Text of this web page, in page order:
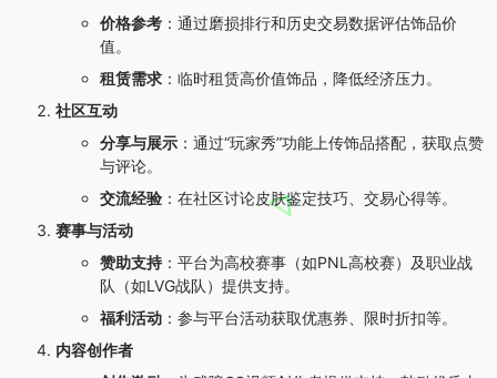
价格参考 ：通过磨损排行和历史交易数据评估饰品价
值。
租赁需求 ：临时租赁高价值饰品，降低经济压力。
社区互动
分享与展示 ：通过“玩家秀”功能上传饰品搭配，获取点赞
与评论。
交流经验 ：在社区讨论皮肤鉴定技巧、交易心得等。
赛事与活动
赞助支持 ：平台为高校赛事（如PNL高校赛）及职业战
队（如LVG战队）提供支持。
福利活动 ：参与平台活动获取优惠券、限时折扣等。
内容创作者